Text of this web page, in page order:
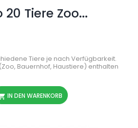
Tiere Zoo...
Tiere je nach Verfügbarkeit.
Bauernhof, Haustiere) enthalten
IN DEN WARENKORB